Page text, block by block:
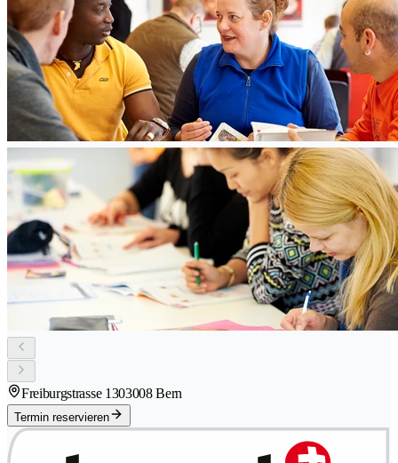
Freiburgstrasse 1303008 Bern
Termin reservieren